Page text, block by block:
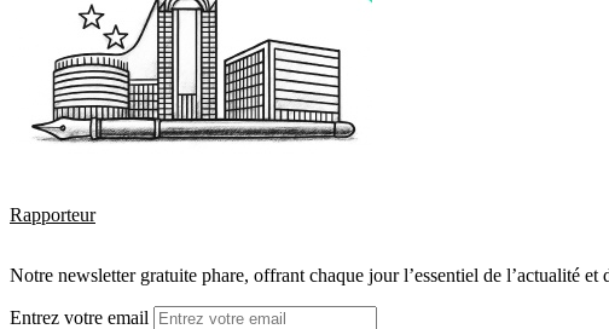
Rapporteur
Notre newsletter gratuite phare, offrant chaque jour l’essentiel de l’actualité
Entrez votre email